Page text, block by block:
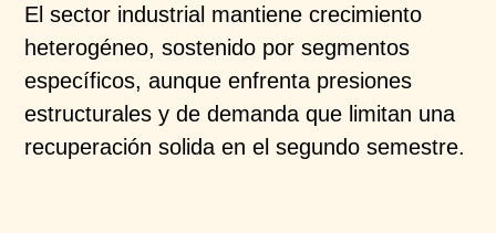
El sector industrial mantiene crecimiento
heterogéneo, sostenido por segmentos
específicos, aunque enfrenta presiones
estructurales y de demanda que limitan una
recuperación solida en el segundo semestre.